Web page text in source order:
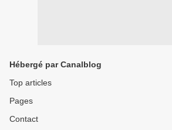
Hébergé par Canalblog
Top articles
Pages
Contact